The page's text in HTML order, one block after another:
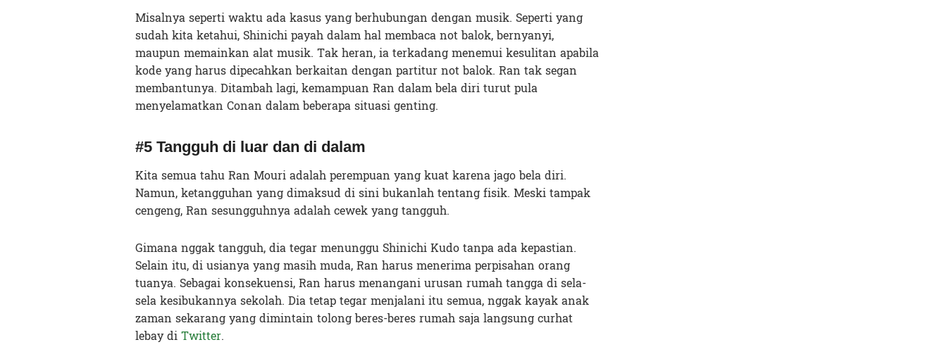
Misalnya seperti waktu ada kasus yang berhubungan dengan musik. Seperti yang
sudah kita ketahui, Shinichi payah dalam hal membaca not balok, bernyanyi,
maupun memainkan alat musik. Tak heran, ia terkadang menemui kesulitan apabila
kode yang harus dipecahkan berkaitan dengan partitur not balok. Ran tak segan
membantunya. Ditambah lagi, kemampuan Ran dalam bela diri turut pula
menyelamatkan Conan dalam beberapa situasi genting.
#5 Tangguh di luar dan di dalam
Kita semua tahu Ran Mouri adalah perempuan yang kuat karena jago bela diri.
Namun, ketangguhan yang dimaksud di sini bukanlah tentang fisik. Meski tampak
cengeng, Ran sesungguhnya adalah cewek yang tangguh.
Gimana nggak tangguh, dia tegar menunggu Shinichi Kudo tanpa ada kepastian.
Selain itu, di usianya yang masih muda, Ran harus menerima perpisahan orang
tuanya. Sebagai konsekuensi, Ran harus menangani urusan rumah tangga di sela-
sela kesibukannya sekolah. Dia tetap tegar menjalani itu semua, nggak kayak anak
zaman sekarang yang dimintain tolong beres-beres rumah saja langsung curhat
lebay diTwitter.